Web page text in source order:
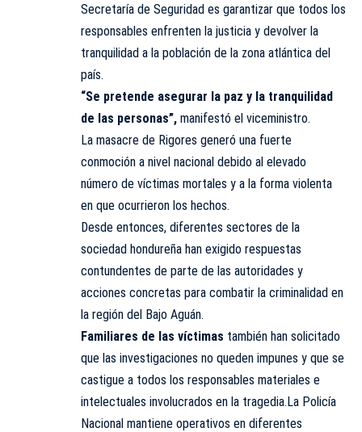
Secretaría de Seguridad es garantizar que todos los
responsables enfrenten la justicia y devolver la
tranquilidad a la población de la zona atlántica del
país.
“Se pretende asegurar la paz y la tranquilidad
de las personas”, manifestó el viceministro.
La masacre de Rigores generó una fuerte
conmoción a nivel nacional debido al elevado
número de víctimas mortales y a la forma violenta
en que ocurrieron los hechos.
Desde entonces, diferentes sectores de la
sociedad hondureña han exigido respuestas
contundentes de parte de las autoridades y
acciones concretas para combatir la criminalidad en
la región del Bajo Aguán.
Familiares de las víctimas también han solicitado
que las investigaciones no queden impunes y que se
castigue a todos los responsables materiales e
intelectuales involucrados en la tragedia.La Policía
Nacional mantiene operativos en diferentes